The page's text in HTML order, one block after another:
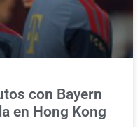
con Bayern
en Hong Kong